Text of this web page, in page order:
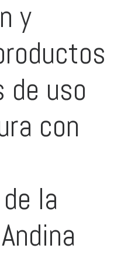
y
de uso
con
la